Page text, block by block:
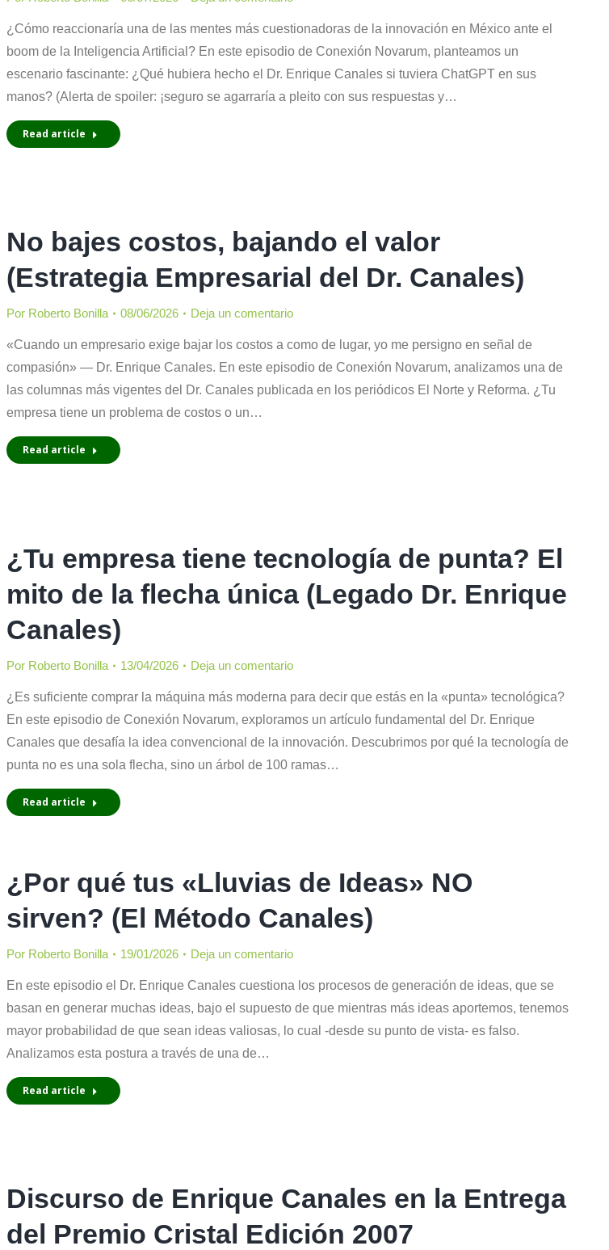
¿Cómo reaccionaría una de las mentes más cuestionadoras de la innovación en México ante el
boom de la Inteligencia Artificial? En este episodio de Conexión Novarum, planteamos un
escenario fascinante: ¿Qué hubiera hecho el Dr. Enrique Canales si tuviera ChatGPT en sus
manos? (Alerta de spoiler: ¡seguro se agarraría a pleito con sus respuestas y…
Read article
No bajes costos, bajando el valor
(Estrategia Empresarial del Dr. Canales)
Por Roberto Bonilla 08/06/2026 Deja un comentario
«Cuando un empresario exige bajar los costos a como de lugar, yo me persigno en señal de
compasión» — Dr. Enrique Canales. En este episodio de Conexión Novarum, analizamos una de
las columnas más vigentes del Dr. Canales publicada en los periódicos El Norte y Reforma. ¿Tu
empresa tiene un problema de costos o un…
Read article
¿Tu empresa tiene tecnología de punta? El
mito de la flecha única (Legado Dr. Enrique
Canales)
Por Roberto Bonilla 13/04/2026 Deja un comentario
¿Es suficiente comprar la máquina más moderna para decir que estás en la «punta» tecnológica?
En este episodio de Conexión Novarum, exploramos un artículo fundamental del Dr. Enrique
Canales que desafía la idea convencional de la innovación. Descubrimos por qué la tecnología de
punta no es una sola flecha, sino un árbol de 100 ramas…
Read article
¿Por qué tus «Lluvias de Ideas» NO
sirven? (El Método Canales)
Por Roberto Bonilla 19/01/2026 Deja un comentario
En este episodio el Dr. Enrique Canales cuestiona los procesos de generación de ideas, que se
basan en generar muchas ideas, bajo el supuesto de que mientras más ideas aportemos, tenemos
mayor probabilidad de que sean ideas valiosas, lo cual -desde su punto de vista- es falso.
Analizamos esta postura a través de una de…
Read article
Discurso de Enrique Canales en la Entrega
del Premio Cristal Edición 2007